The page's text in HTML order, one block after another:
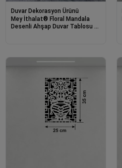
Duvar Dekorasyon Ürünü
Mey İthalat® Floral Mandala
Desenli Ahşap Duvar Tablosu -